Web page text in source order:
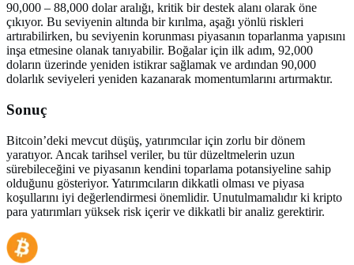
90,000 – 88,000 dolar aralığı, kritik bir destek alanı olarak öne
çıkıyor. Bu seviyenin altında bir kırılma, aşağı yönlü riskleri
artırabilirken, bu seviyenin korunması piyasanın toparlanma yapısını
inşa etmesine olanak tanıyabilir. Boğalar için ilk adım, 92,000
doların üzerinde yeniden istikrar sağlamak ve ardından 90,000
dolarlık seviyeleri yeniden kazanarak momentumlarını artırmaktır.
Sonuç
Bitcoin’deki mevcut düşüş, yatırımcılar için zorlu bir dönem
yaratıyor. Ancak tarihsel veriler, bu tür düzeltmelerin uzun
sürebileceğini ve piyasanın kendini toparlama potansiyeline sahip
olduğunu gösteriyor. Yatırımcıların dikkatli olması ve piyasa
koşullarını iyi değerlendirmesi önemlidir. Unutulmamalıdır ki kripto
para yatırımları yüksek risk içerir ve dikkatli bir analiz gerektirir.